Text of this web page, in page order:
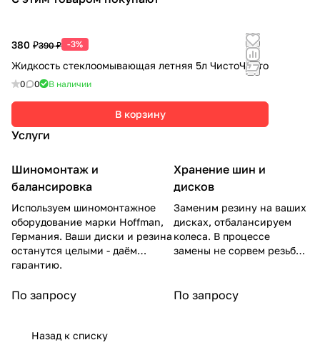
380 ₽390 ₽ -3%
Жидкость стеклоомывающая летняя 5л ЧистоЧисто
0 0 В наличии
В корзину
Услуги
Шиномонтаж и
балансировка
Используем шиномонтажное
оборудование марки Hoffman,
Германия. Ваши диски и резина
останутся целыми - даём
гарантию.
По запросу
Хранение шин и
дисков
Заменим резину на ваших
дисках, отбалансируем
колеса. В процессе
замены не сорвем резьбу
По запросу
Назад к списку